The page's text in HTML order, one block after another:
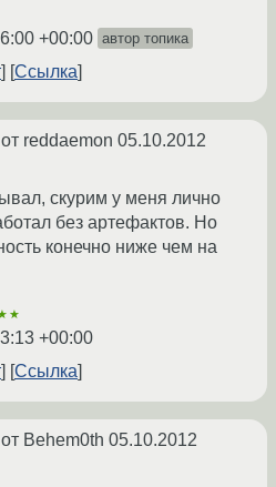
+00:00 автор топика
Ссылка
от reddaemon 05.10.2012
скурим у меня лично
без артефактов. Но
конечно ниже чем на
+00:00
Ссылка
от Behem0th 05.10.2012